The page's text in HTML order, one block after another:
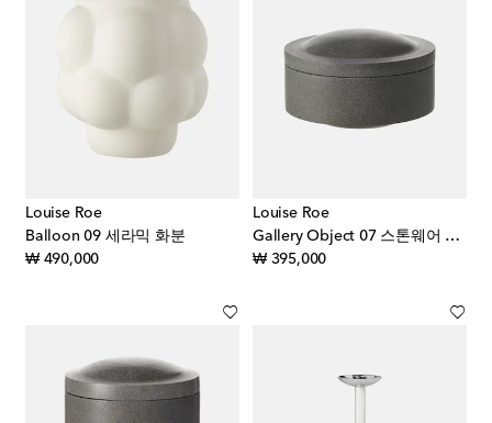
Louise Roe
Balloon 09 세라믹 화분
₩ 490,000original price
Louise Roe
Gallery Object 07 스톤웨어 컨테이너
₩ 395,000original price